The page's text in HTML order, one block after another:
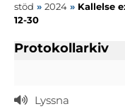
stöd » 2024 » Kallelse
12-30
Protokollarkiv
Lyssna